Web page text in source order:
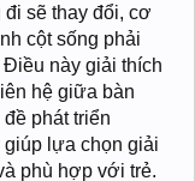
sẽ thay đổi, cơ
cột sống phải
này giải thích
hệ giữa bàn
phát triển
lựa chọn giải
phù hợp với trẻ.